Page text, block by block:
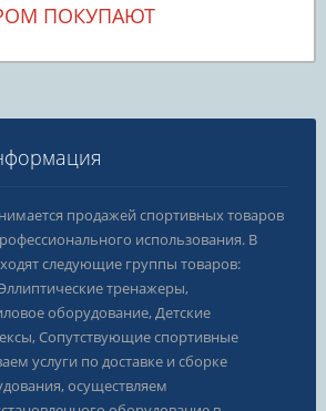
ПОКУПАЮТ
продажей спортивных товаров
использования. В
следующие группы товаров:
тренажеры,
оборудование, Детские
Сопутствующие спортивные
услуги по доставке и сборке
осуществляем